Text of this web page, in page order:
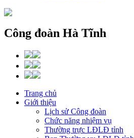
Công đoàn Hà Tĩnh
Trang chủ
Giới thiệu
Lịch sử Công đoàn
Chức năng nhiệm vụ
Thường trực LĐLĐ tỉnh